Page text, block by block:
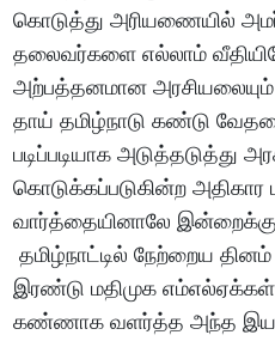
கொடுத்து அரியணையில்
தலைவர்களை எல்லாம்
அற்பத்தனமான
தாய் தமிழ்நாடு கண்டு
படிப்படியாக அடுத்தடுத்து
கொடுக்கப்படுகின்ற
வார்த்தையினாலே
தமிழ்நாட்டில் நேற்றைய தினம்
இரண்டு மதிமுக
கண்ணாக வளர்த்த அந்த